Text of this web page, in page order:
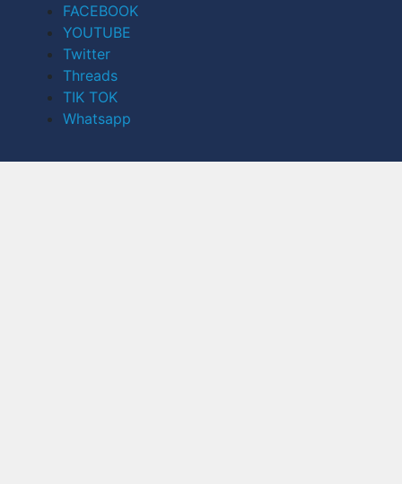
FACEBOOK
YOUTUBE
Twitter
Threads
TIK TOK
Whatsapp